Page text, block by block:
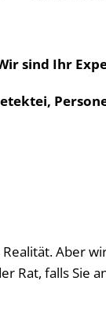
sind Ihr
Aber
Rat, falls